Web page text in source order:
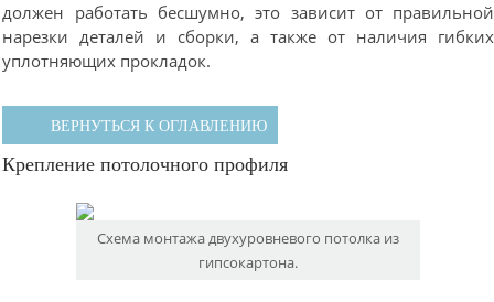
должен работать бесшумно, это зависит от правильной
нарезки деталей и сборки, а также от наличия гибких
уплотняющих прокладок.
ВЕРНУТЬСЯ К ОГЛАВЛЕНИЮ
Крепление потолочного профиля
Схема монтажа двухуровневого потолка из
гипсокартона.